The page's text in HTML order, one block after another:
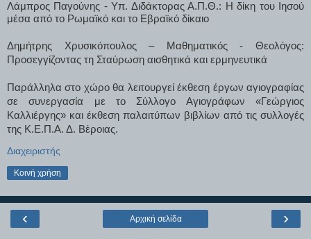
Λάμπρος Παγούνης - Υπ. Διδάκτορας Α.Π.Θ.: Η δίκη του Ιησού
μέσα από το Ρωμαϊκό και το Εβραϊκό δίκαιο
Δημήτρης Χρυσικόπουλος – Μαθηματικός - Θεολόγος:
Προσεγγίζοντας τη Σταύρωση αισθητικά και ερμηνευτικά
Παράλληλα στο χώρο θα λειτουργεί έκθεση έργων αγιογραφίας
σε συνεργασία με το Σύλλογο Αγιογράφων «Γεώργιος
Καλλιέργης» και έκθεση παλαιτύπων βιβλίων από τις συλλογές
της Κ.Ε.Π.Α. Δ. Βἐροιας.
Διαχειριστής
Κοινή χρήση
‹ ›
Αρχική σελίδα